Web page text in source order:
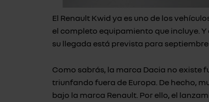
El Renault Kwid ya es uno de los
el completo equipamiento que incluye.
su llegada está prevista para
Como sabrás, la marca Dacia no existe
triunfando fuera de Europa. De hecho,
bajo la marca Renault. Por ello, el